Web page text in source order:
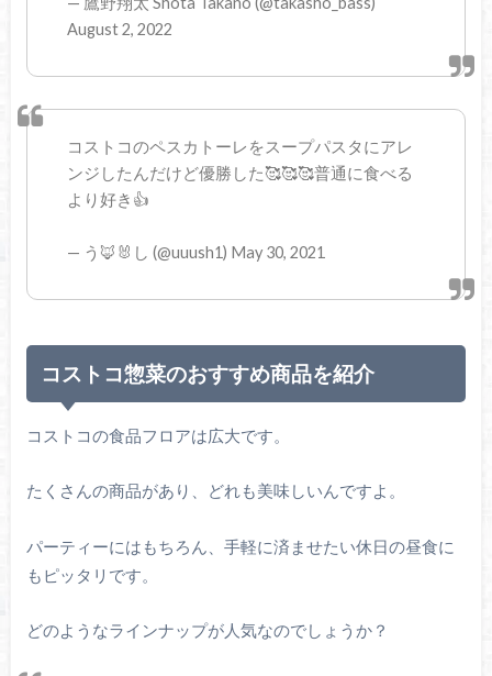
August 2, 2022
コストコのペスカトーレをスープパスタにアレ
ンジしたんだけど優勝した🥰🥰🥰普通に食べる
より好き👍
— う🦊🐰し (@uuush1) May 30, 2021
コストコ惣菜のおすすめ商品を紹介
コストコの食品フロアは広大です。
たくさんの商品があり、どれも美味しいんですよ。
パーティーにはもちろん、手軽に済ませたい休日の昼食に
もピッタリです。
どのようなラインナップが人気なのでしょうか？